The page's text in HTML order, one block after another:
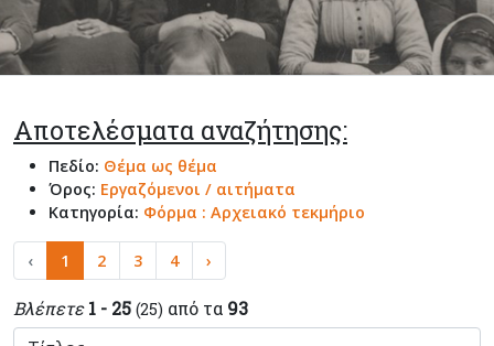
Αποτελέσματα αναζήτησης:
Πεδίο: Θέμα ως θέμα
Όρος: Εργαζόμενοι / αιτήματα
Κατηγορία: Φόρμα : Αρχειακό τεκμήριο
‹ 1 2 3 4 ›
Βλέπετε 1 - 25 (25) από τα 93